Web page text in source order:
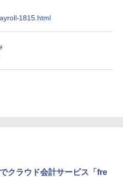
1815.html
クラウド会計サービス「fre